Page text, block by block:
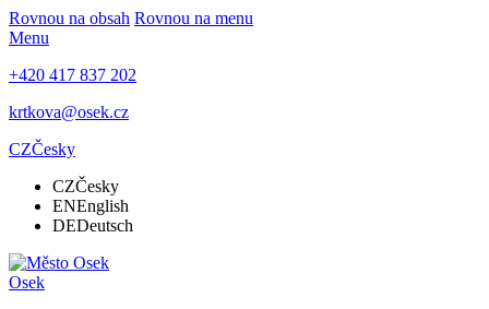
Rovnou na obsah Rovnou na menu
Menu
+420 417 837 202
krtkova@osek.cz
CZČesky
CZČesky
ENEnglish
DEDeutsch
Osek